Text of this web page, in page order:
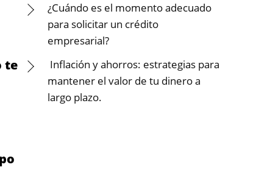
te
¿Cuándo es el momento adecuado
para solicitar un crédito
empresarial?
Inflación y ahorros: estrategias para
mantener el valor de tu dinero a
largo plazo.